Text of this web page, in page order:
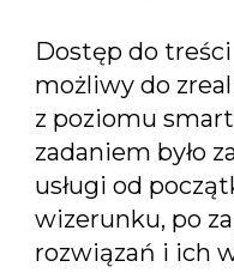
Dostęp do
możliwy do
z poziomu
zadaniem było
usługi od
wizerunku, po
rozwiązań i ich